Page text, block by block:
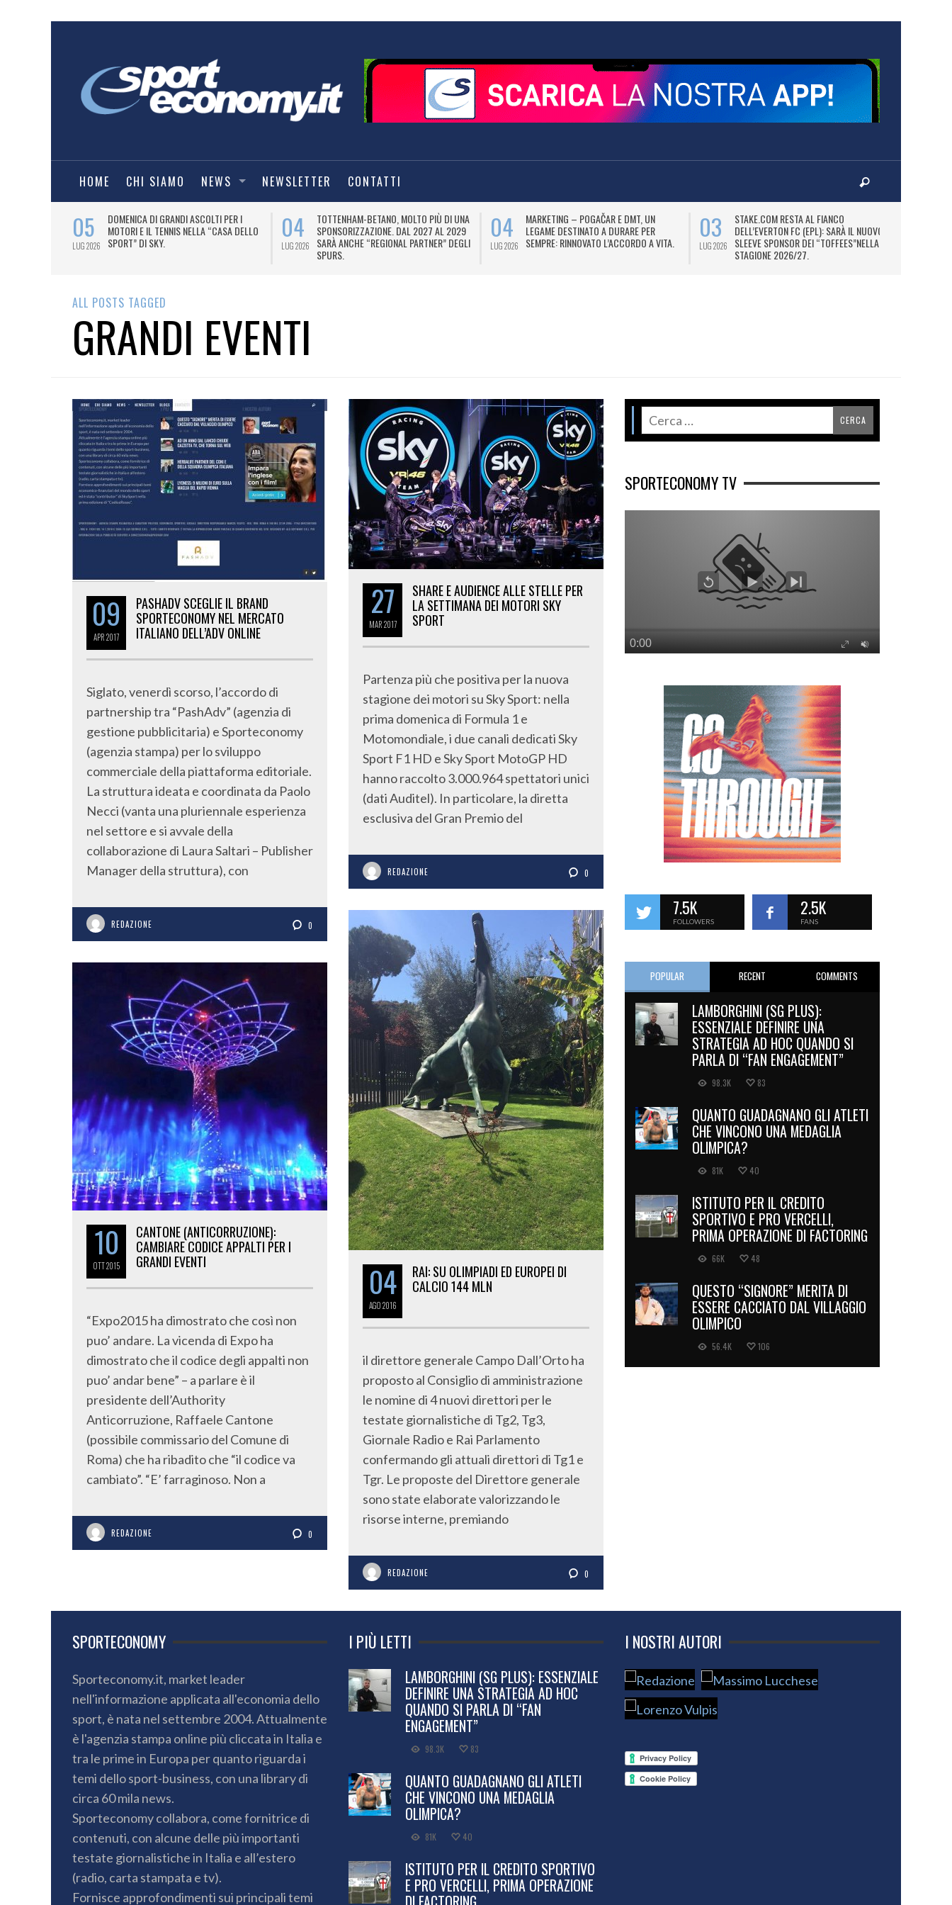
HOME CHI SIAMO NEWS NEWSLETTER CONTATTI
05
LUG 2026
DOMENICA DI GRANDI ASCOLTI PER I
MOTORI E IL TENNIS NELLA “CASA DELLO
SPORT” DI SKY.
04
LUG 2026
TOTTENHAM-BETANO, MOLTO PIÙ DI UNA
SPONSORIZZAZIONE. DAL 2027 AL 2029
SARÀ ANCHE “REGIONAL PARTNER” DEGLI
SPURS.
04
LUG 2026
MARKETING – POGAČAR E DMT, UN
LEGAME DESTINATO A DURARE PER
SEMPRE: RINNOVATO L’ACCORDO A VITA.
03
LUG 2026
STAKE.COM RESTA AL FIANCO
DELL’EVERTON FC (EPL): SARÀ IL NUOVO
SLEEVE SPONSOR DEI “TOFFEES”NELLA
STAGIONE 2026/27.
ALL POSTS TAGGED
GRANDI EVENTI
09
APR2017
PASHADV SCEGLIE IL BRAND
SPORTECONOMY NEL MERCATO
ITALIANO DELL’ADV ONLINE
Siglato, venerdì scorso, l’accordo di
partnership tra “PashAdv” (agenzia di
gestione pubblicitaria) e Sporteconomy
(agenzia stampa) per lo sviluppo
commerciale della piattaforma editoriale.
La struttura ideata e coordinata da Paolo
Necci (vanta una pluriennale esperienza
nel settore e si avvale della
collaborazione di Laura Saltari – Publisher
Manager della struttura), con
REDAZIONE 0
27
MAR2017
SHARE E AUDIENCE ALLE STELLE PER
LA SETTIMANA DEI MOTORI SKY
SPORT
Partenza più che positiva per la nuova
stagione dei motori su Sky Sport: nella
prima domenica di Formula 1 e
Motomondiale, i due canali dedicati Sky
Sport F1 HD e Sky Sport MotoGP HD
hanno raccolto 3.000.964 spettatori unici
(dati Auditel). In particolare, la diretta
esclusiva del Gran Premio del
REDAZIONE 0
04
AGO2016
RAI: SU OLIMPIADI ED EUROPEI DI
CALCIO 144 MLN
il direttore generale Campo Dall’Orto ha
proposto al Consiglio di amministrazione
le nomine di 4 nuovi direttori per le
testate giornalistiche di Tg2, Tg3,
Giornale Radio e Rai Parlamento
confermando gli attuali direttori di Tg1 e
Tgr. Le proposte del Direttore generale
sono state elaborate valorizzando le
risorse interne, premiando
REDAZIONE 0
10
OTT2015
CANTONE (ANTICORRUZIONE):
CAMBIARE CODICE APPALTI PER I
GRANDI EVENTI
“Expo2015 ha dimostrato che così non
puo’ andare. La vicenda di Expo ha
dimostrato che il codice degli appalti non
puo’ andar bene” – a parlare è il
presidente dell’Authority
Anticorruzione, Raffaele Cantone
(possibile commissario del Comune di
Roma) che ha ribadito che “il codice va
cambiato”. “E’ farraginoso. Non a
REDAZIONE 0
SPORTECONOMY TV
7.5K
FOLLOWERS
2.5K
FANS
POPULAR RECENT COMMENTS
LAMBORGHINI (SG PLUS):
ESSENZIALE DEFINIRE UNA
STRATEGIA AD HOC QUANDO SI
PARLA DI “FAN ENGAGEMENT”
98.3K 83
QUANTO GUADAGNANO GLI ATLETI
CHE VINCONO UNA MEDAGLIA
OLIMPICA?
81K 40
ISTITUTO PER IL CREDITO
SPORTIVO E PRO VERCELLI,
PRIMA OPERAZIONE DI FACTORING
66K 48
QUESTO “SIGNORE” MERITA DI
ESSERE CACCIATO DAL VILLAGGIO
OLIMPICO
56.4K 106
SPORTECONOMY
Sporteconomy.it, market leader
nell'informazione applicata all'economia dello
sport, è nata nel settembre 2004. Attualmente
è l'agenzia stampa online più cliccata in Italia e
tra le prime in Europa per quanto riguarda i
temi dello sport-business, con una library di
circa 60 mila news.
Sporteconomy collabora, come fornitrice di
contenuti, con alcune delle più importanti
testate giornalistiche in Italia e all’estero
(radio, carta stampata e tv).
Fornisce approfondimenti sui principali temi
I PIÙ LETTI
LAMBORGHINI (SG PLUS): ESSENZIALE
DEFINIRE UNA STRATEGIA AD HOC
QUANDO SI PARLA DI “FAN
ENGAGEMENT”
98.3K 83
QUANTO GUADAGNANO GLI ATLETI
CHE VINCONO UNA MEDAGLIA
OLIMPICA?
81K 40
ISTITUTO PER IL CREDITO SPORTIVO
E PRO VERCELLI, PRIMA OPERAZIONE
I NOSTRI AUTORI